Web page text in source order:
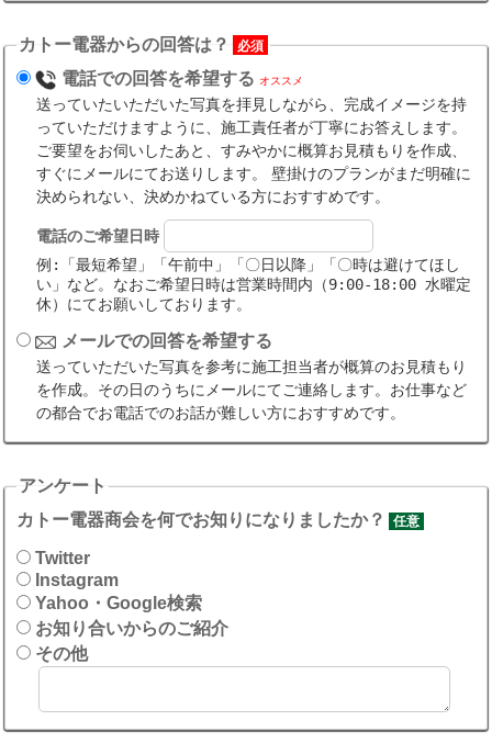
カトー電器からの回答は？ 必須
電話での回答を希望する オススメ
送っていたいただいた写真を拝見しながら、完成イメージを持
っていただけますように、施工責任者が丁寧にお答えします。
ご要望をお伺いしたあと、すみやかに概算お見積もりを作成、
すぐにメールにてお送りします。 壁掛けのプランがまだ明確に
決められない、決めかねている方におすすめです。
電話のご希望日時
例:「最短希望」「午前中」「〇日以降」「〇時は避けてほし
い」など。なおご希望日時は営業時間内（9:00-18:00 水曜定
休）にてお願いしております。
メールでの回答を希望する
送っていただいた写真を参考に施工担当者が概算のお見積もり
を作成。その日のうちにメールにてご連絡します。お仕事など
の都合でお電話でのお話が難しい方におすすめです。
アンケート
カトー電器商会を何でお知りになりましたか？
任意
Twitter
Instagram
Yahoo・Google検索
お知り合いからのご紹介
その他